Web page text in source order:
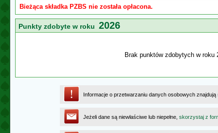
Bieżąca składka PZBS nie została opłacona.
Punkty zdobyte w roku 2026
Brak punktów zdobytych w roku
Informacje o przetwarzaniu danych osobowych
Jeżeli dane są niewłaściwe lub niepełne, skorzystaj z